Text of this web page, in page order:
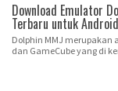
Download Emulator
Terbaru untuk Android
Dolphin MMJ merupakan
dan GameCube yang di